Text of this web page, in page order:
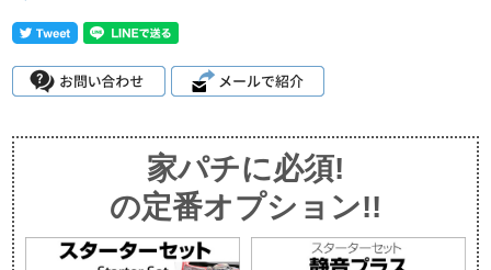
家パチに必須!
の定番オプション!!